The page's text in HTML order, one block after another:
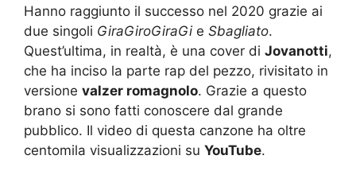
Hanno raggiunto il successo nel 2020 grazie ai
due singoli GiraGiroGiraGi e Sbagliato.
Quest’ultima, in realtà, è una cover di Jovanotti,
che ha inciso la parte rap del pezzo, rivisitato in
versione valzer romagnolo. Grazie a questo
brano si sono fatti conoscere dal grande
pubblico. Il video di questa canzone ha oltre
centomila visualizzazioni su YouTube.